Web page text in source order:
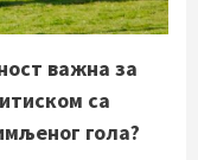
важна за
са
гола?